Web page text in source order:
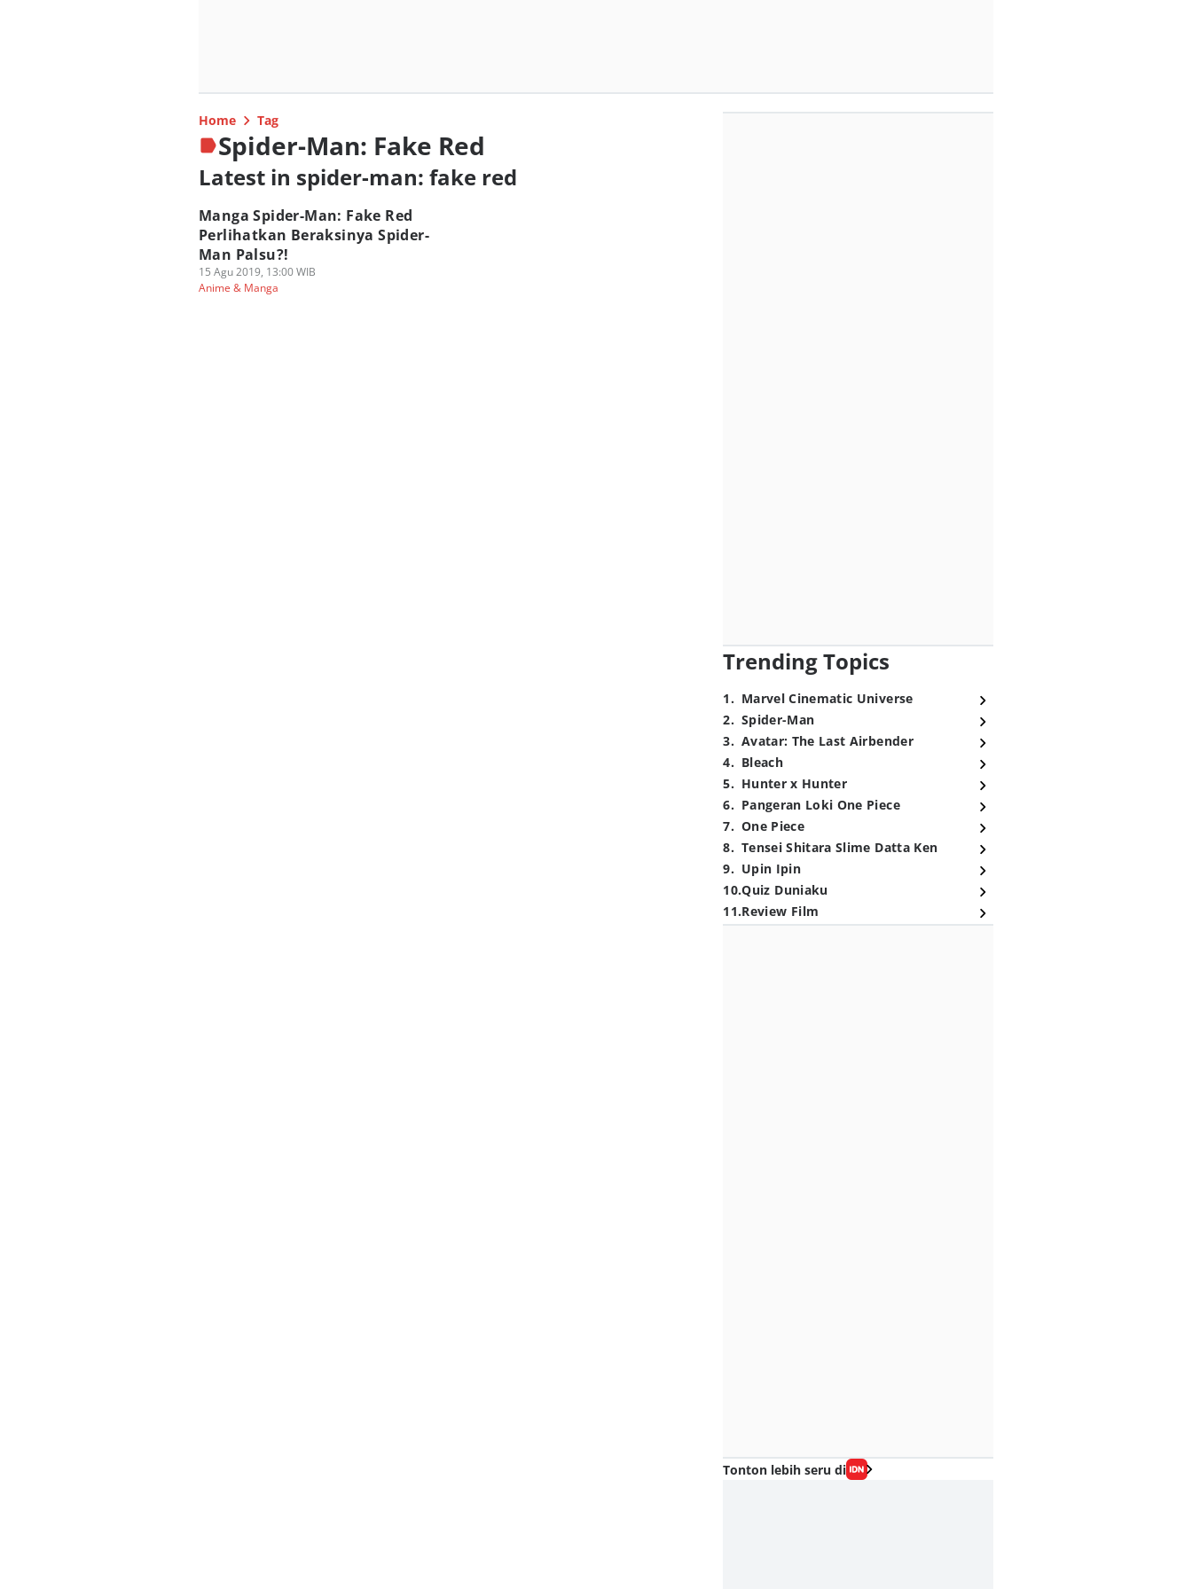
Home Tag
Spider-Man: Fake Red
Latest in spider-man: fake red
Manga Spider-Man: Fake Red
Perlihatkan Beraksinya Spider-
Man Palsu?!
15 Agu 2019, 13:00 WIB
Anime & Manga
Trending Topics
1. Marvel Cinematic Universe
2. Spider-Man
3. Avatar: The Last Airbender
4. Bleach
5. Hunter x Hunter
6. Pangeran Loki One Piece
7. One Piece
8. Tensei Shitara Slime Datta Ken
9. Upin Ipin
10.Quiz Duniaku
11.Review Film
Tonton lebih seru di